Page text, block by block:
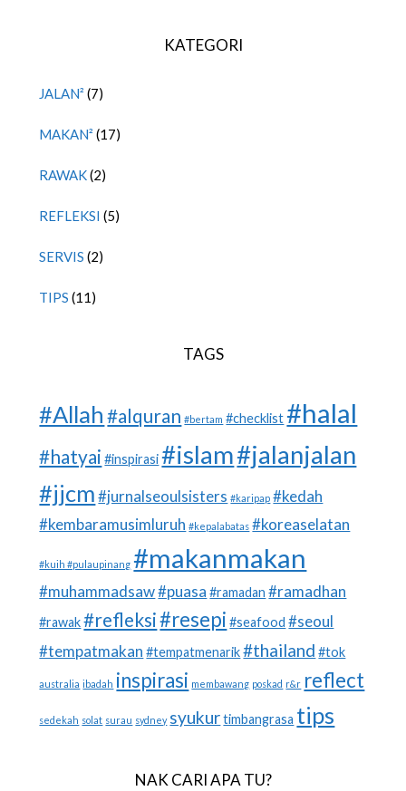
KATEGORI
JALAN² (7)
MAKAN² (17)
RAWAK(2)
REFLEKSI (5)
SERVIS (2)
TIPS (11)
TAGS
#Allah #alquran #bertam #checklist #halal
#hatyai #inspirasi #islam#jalanjalan
#jjcm #jurnalseoulsisters #karipap #kedah
#kembaramusimluruh #kepalabatas #koreaselatan
#kuih #pulaupinang #makanmakan
#muhammadsaw#puasa #ramadan #ramadhan
#rawak #refleksi#resepi #seafood #seoul
#tempatmakan #tempatmenarik #thailand #tok
australia ibadah inspirasi membawang poskad r&r reflect
sedekah solat surau sydney syukur timbangrasa tips
NAK CARI APA TU?